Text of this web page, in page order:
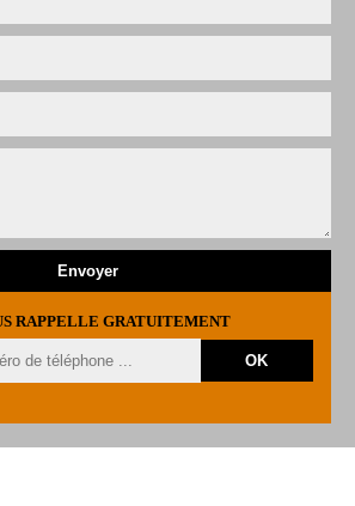
RAPPELLE GRATUITEMENT